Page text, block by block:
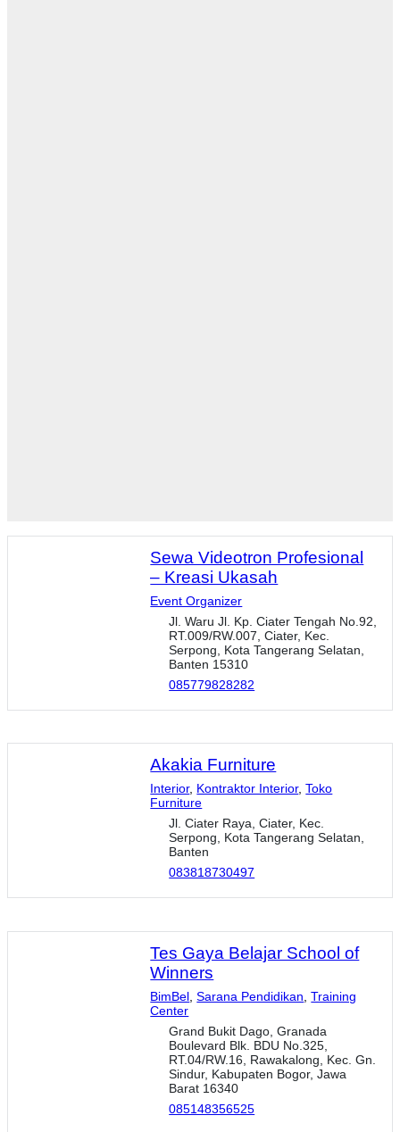
Sewa Videotron Profesional
– Kreasi Ukasah
Event Organizer
Jl. Waru Jl. Kp. Ciater Tengah No.92,
RT.009/RW.007, Ciater, Kec.
Serpong, Kota Tangerang Selatan,
Banten 15310
085779828282
Akakia Furniture
Interior, Kontraktor Interior,Toko
Furniture
Jl. Ciater Raya, Ciater, Kec.
Serpong, Kota Tangerang Selatan,
Banten
083818730497
Tes Gaya Belajar School of
Winners
BimBel ,Sarana Pendidikan ,Training
Center
Grand Bukit Dago, Granada
Boulevard Blk. BDU No.325,
RT.04/RW.16, Rawakalong, Kec. Gn.
Sindur, Kabupaten Bogor, Jawa
Barat 16340
085148356525